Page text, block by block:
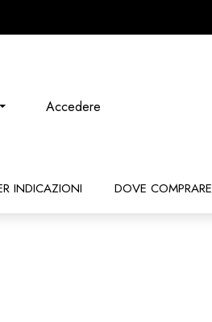
Accedere
INDICAZIONI DOVE COMPRARE